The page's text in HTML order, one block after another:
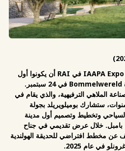
- يمكن لزوار معرض IAAPA Expo Europe في RAI أن يكونوا أول
من يزور مدينة الملاهي الجديدة Bommelwereld في 24 سبتمبر.
الملاهي الترفيهية، والذي يقام في
ستشارك بوميلويريلد بجولة
وتخطيط وتصميم أول مدينة
بامبل. خلال عرض تقديمي في جناح
مخطط افتراضي للحديقة الهولندية
في عام 2025.